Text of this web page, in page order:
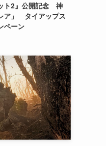
ト2』公開記念 神
ア」 タイアップス
ペーン